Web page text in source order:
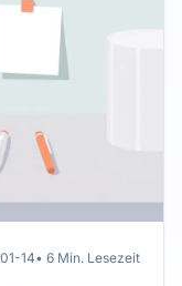
14• 6 Min. Lesezeit